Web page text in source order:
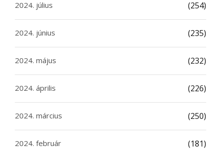
2024. július (254)
2024. június (235)
2024. május (232)
2024. április (226)
2024. március (250)
2024. február (181)